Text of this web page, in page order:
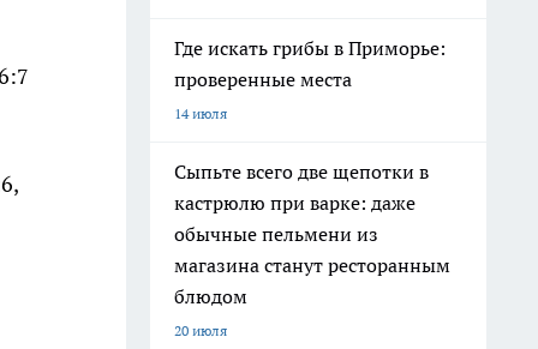
Где искать грибы в Приморье:
проверенные места
14 июля
Сыпьте всего две щепотки в
кастрюлю при варке: даже
обычные пельмени из
магазина станут ресторанным
блюдом
20 июля